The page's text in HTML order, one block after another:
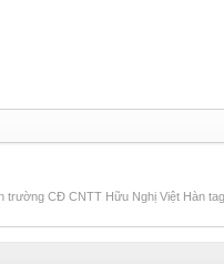
trường CĐ CNTT Hữu Nghị Việt Hàn